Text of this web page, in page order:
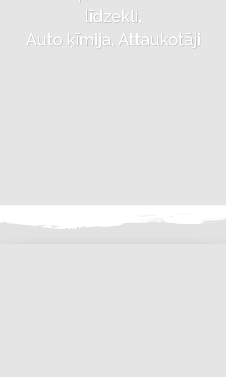
līdzekļi,
Auto ķīmija, Attaukotāji